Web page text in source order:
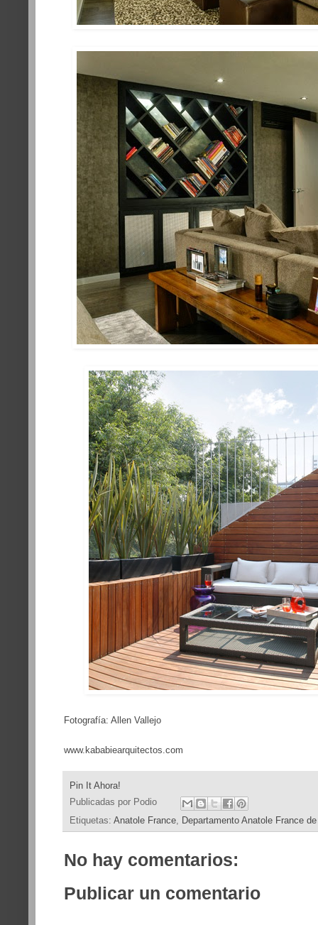
Fotografía: Allen Vallejo
www.kababiearquitectos.com
Pin It Ahora!
Publicadas por Podio
Etiquetas: Anatole France Departamento Anatole France
No hay comentarios:
Publicar un comentario